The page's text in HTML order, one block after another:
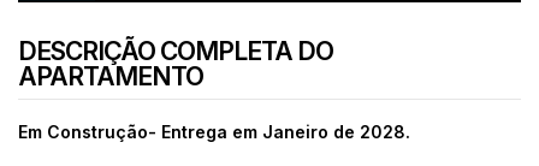
DESCRIÇÃO COMPLETA DO
APARTAMENTO
Em Construção- Entrega em Janeiro de 2028.